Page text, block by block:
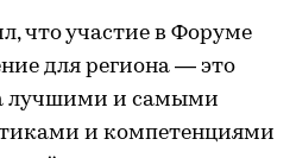
что участие в Форуме
для региона — это
лучшими и самыми
и компетенциями